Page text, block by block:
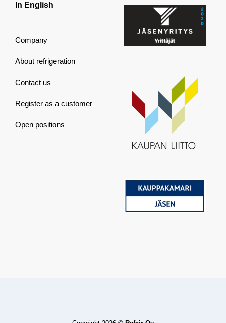
In English
Company
About refrigeration
Contact us
Register as a customer
Open positions